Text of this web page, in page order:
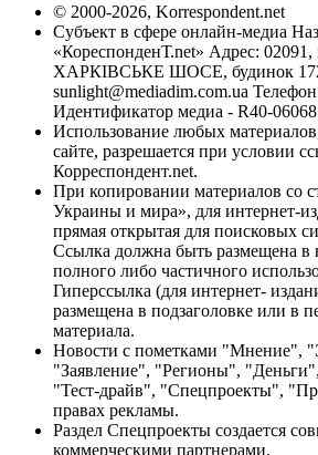
© 2000-2026, Korrespondent.net
Субъект в сфере онлайн-медиа
«КореспонденТ.net» Адрес: 02091,
ХАРКІВСЬКЕ ШОСЕ, будинок
sunlight@mediadim.com.ua
Идентификатор медиа - R40-06068
Использование любых
сайте, разрешается при условии
Корреспондент.net.
При копировании материалов со
Украины и мира», для интернет-
прямая открытая для поисковых
Ссылка должна быть размещена в
полного либо частичного
Гиперссылка (для интернет-
размещена в подзаголовке или в
материала.
Новости с пометками "Мнение",
"Заявление", "Регионы",
"Тест-драйв", "Спецпроекты",
правах рекламы.
Раздел Спецпроекты создается
коммерческими партнерами.